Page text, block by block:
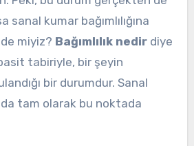
sanal kumar bağımlılığına
miyiz? Bağımlılık nedirdiye
tabiriyle, bir şeyin
bir durumdur. Sanal
da tam olarak bu noktada